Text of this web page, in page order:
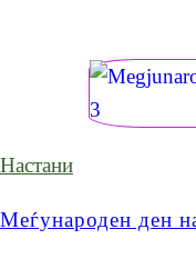
Настани
Меѓународен ден